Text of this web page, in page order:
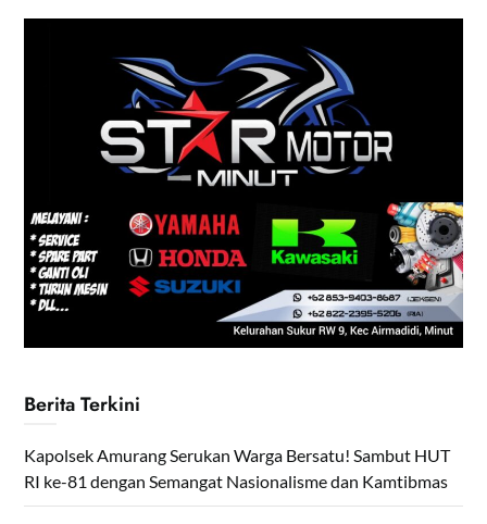
Berita Terkini
Kapolsek Amurang Serukan Warga Bersatu! Sambut HUT
RI ke-81 dengan Semangat Nasionalisme dan Kamtibmas